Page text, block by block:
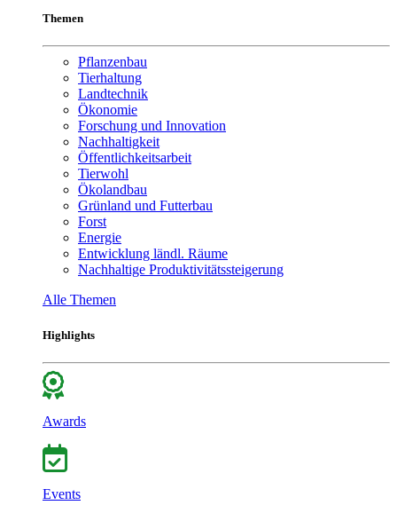
Themen
Pflanzenbau
Tierhaltung
Landtechnik
Ökonomie
Forschung und Innovation
Nachhaltigkeit
Öffentlichkeitsarbeit
Tierwohl
Ökolandbau
Grünland und Futterbau
Forst
Energie
Entwicklung ländl. Räume
Nachhaltige Produktivitätssteigerung
Alle Themen
Highlights
Awards
Events